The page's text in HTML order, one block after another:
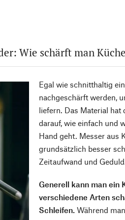
Wie schärft man
Egal wie schnitthaltig
nachgeschärft werden,
liefern. Das Material hat
darauf, wie einfach und
Hand geht. Messer aus
grundsätzlich besser
Zeitaufwand und
Generell kann man ein
verschiedene Arten
Schleifen. Während